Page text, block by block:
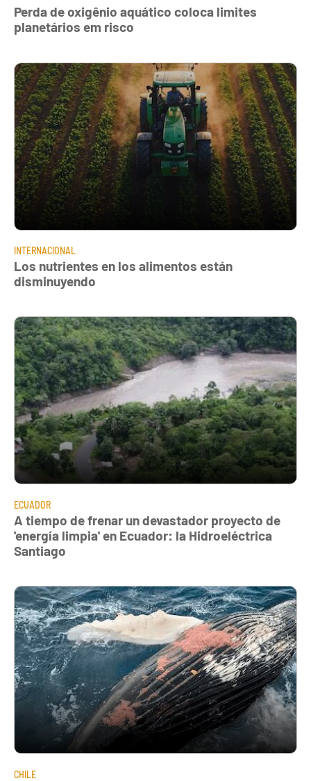
Perda de oxigênio aquático coloca limites
planetários em risco
INTERNACIONAL
Los nutrientes en los alimentos están
disminuyendo
ECUADOR
A tiempo de frenar un devastador proyecto de
'energía limpia' en Ecuador: la Hidroeléctrica
Santiago
CHILE